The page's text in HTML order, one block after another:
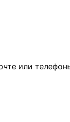
или